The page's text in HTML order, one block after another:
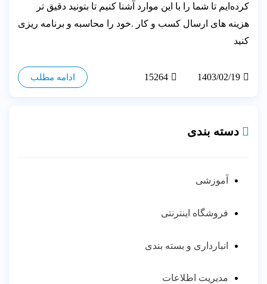
کرده‌ایم تا شما را با این موارد آشنا کنیم تا بتونید دقیق تر
هزینه های ارسال کسب و کار .خود را محاسبه و برنامه ریزی
کنید
1403/02/19
15264 ادامه مطلب
دسته بندی
آموزشی
فروشگاه اینترنتی
انبارداری و بسته بندی
مدیریت اطلاعات